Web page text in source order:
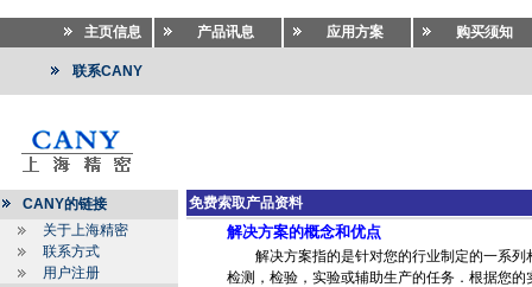
主页信息 产品讯息 应用方案 购买须知
联系CANY
CANY的链接
关于上海精密
联系方式
用户注册
免费索取产品资料
解决方案的概念和优点
解决方案指的是针对您的行业制定的一系列
检测，检验，实验或辅助生产的任务．根据您